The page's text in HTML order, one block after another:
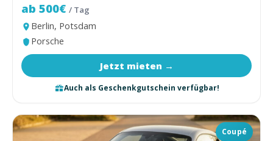
ab 500€ / Tag
Berlin, Potsdam
Porsche
Jetzt mieten →
Auch als Geschenkgutschein verfügbar!
Coupé